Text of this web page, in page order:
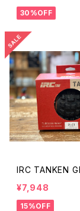
30%OFF
IRC TANKEN
¥7,948
15%OFF